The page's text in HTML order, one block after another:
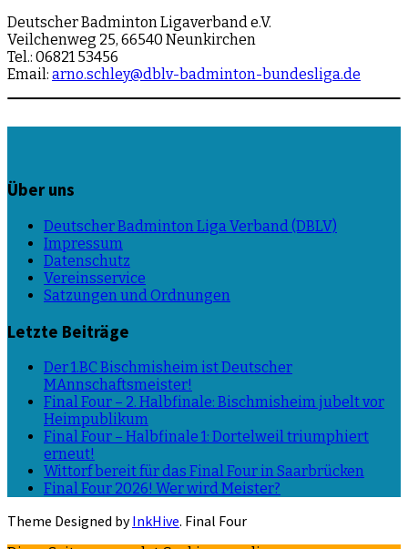
Deutscher Badminton Ligaverband e.V.
Veilchenweg 25, 66540 Neunkirchen
Tel.: 06821 53456
Email: arno.schley@dblv-badminton-bundesliga.de
Über uns
Deutscher Badminton Liga Verband (DBLV)
Impressum
Datenschutz
Vereinsservice
Satzungen und Ordnungen
Letzte Beiträge
Der 1.BC Bischmisheim ist Deutscher
MAnnschaftsmeister!
Final Four – 2. Halbfinale: Bischmisheim jubelt vor
Heimpublikum
Final Four – Halbfinale 1: Dortelweil triumphiert
erneut!
Wittorf bereit für das Final Four in Saarbrücken
Final Four 2026! Wer wird Meister?
Theme Designed byInkHive. Final Four